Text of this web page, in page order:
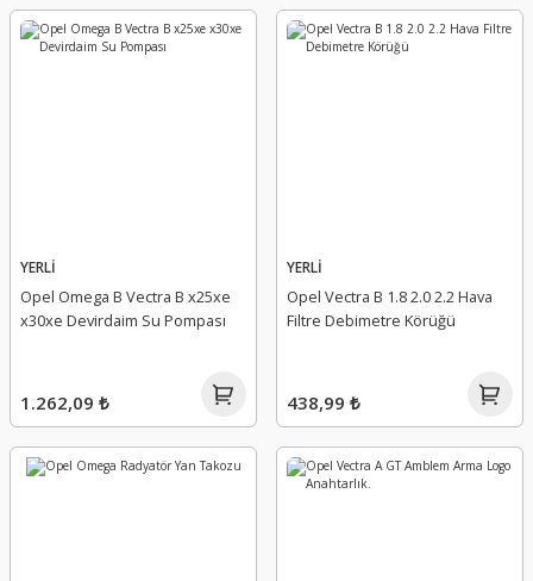
YERLİ
Opel Omega B Vectra B x25xe
x30xe Devirdaim Su Pompası
1.262,09 ₺
YERLİ
Opel Vectra B 1.8 2.0 2.2 Hava
Filtre Debimetre Körüğü
438,99 ₺